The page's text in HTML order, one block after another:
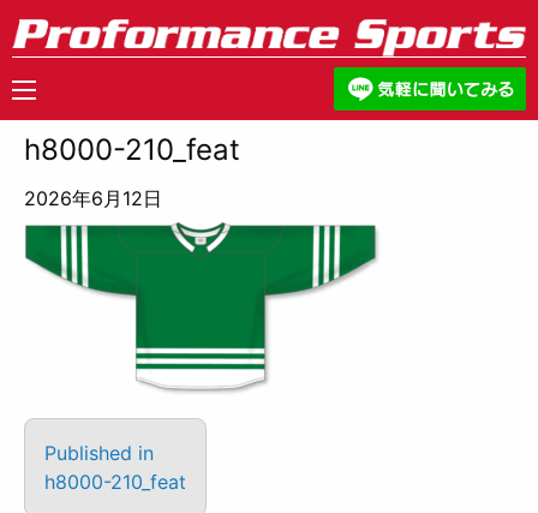
h8000-210_feat
2026年6月12日
Published in
h8000-210_feat